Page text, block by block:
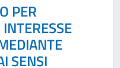
PER
SENSI